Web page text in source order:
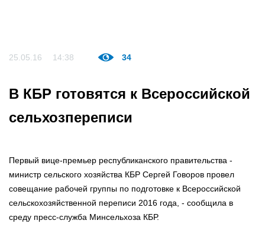
25.05.16 14:38 34
В КБР готовятся к Всероссийской
сельхозпереписи
Первый вице-премьер республиканского правительства -
министр сельского хозяйства КБР Сергей Говоров провел
совещание рабочей группы по подготовке к Всероссийской
сельскохозяйственной переписи 2016 года, - сообщила в
среду пресс-служба Минсельхоза КБР.